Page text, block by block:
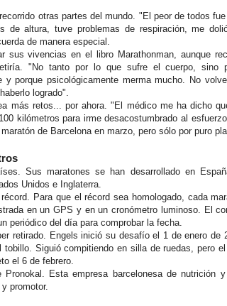
otras partes del mundo. "El peor de todos
de altura, tuve problemas de respiración, me
de manera especial.
sus vivencias en el libro Marathonman, aunque
"No tanto por lo que sufre el cuerpo, sino
y porque psicológicamente merma mucho. No
logrado".
más retos... por ahora. "El médico me ha dicho
kilómetros para irme desacostumbrado al
de Barcelona en marzo, pero sólo por puro
Sus maratones se han desarrollado en
Unidos e Inglaterra.
récord. Para que el récord sea homologado, cada
en un GPS y en un cronómetro luminoso. El
periódico del día para comprobar la fecha.
retirado. Engels inició su desafío el 1 de enero de
tobillo. Siguió compitiendo en silla de ruedas, pero
el 6 de febrero.
Pronokal. Esta empresa barcelonesa de nutrición
promotor.